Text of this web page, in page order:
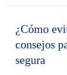
¿Cómo
consejos
segura